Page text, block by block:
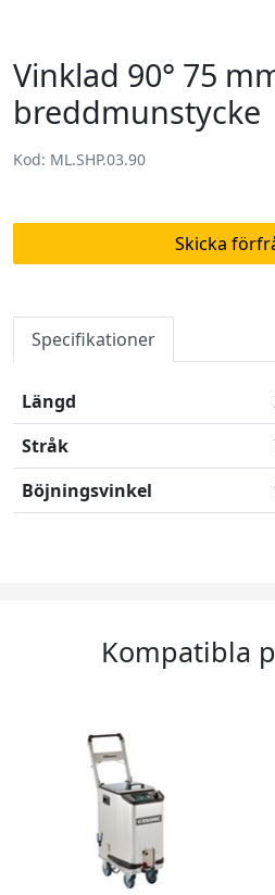
Vinklad 90° 75
breddmunstycke
Kod: ML.SHP.03.90
Skicka
Specifikationer
Längd
Stråk
Böjningsvinkel
Kompatibla